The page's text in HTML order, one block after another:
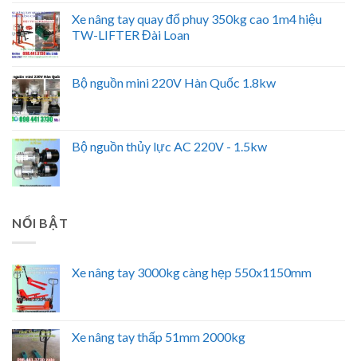
Xe nâng tay quay đổ phuy 350kg cao 1m4 hiệu
TW-LIFTER Đài Loan
Bộ nguồn mini 220V Hàn Quốc 1.8kw
Bộ nguồn thủy lực AC 220V - 1.5kw
NỔI BẬT
Xe nâng tay 3000kg càng hẹp 550x1150mm
Xe nâng tay thấp 51mm 2000kg